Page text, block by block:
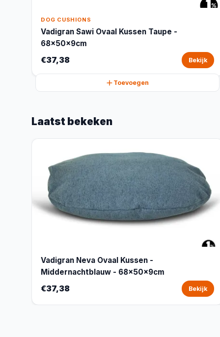
DOG CUSHIONS
Vadigran Sawi Ovaal Kussen Taupe -
68x50x9cm
€37,38 Bekijk
Toevoegen
Laatst bekeken
Vadigran Neva Ovaal Kussen -
Middernachtblauw - 68x50x9cm
€37,38 Bekijk